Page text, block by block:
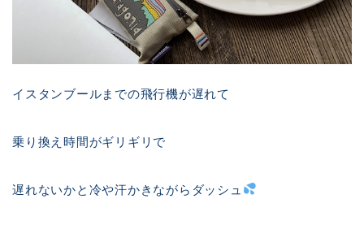
イスタンブールまでの飛行機が遅れて
乗り換え時間がギリギリで
遅れないかと冷や汗かきながらダッシュ